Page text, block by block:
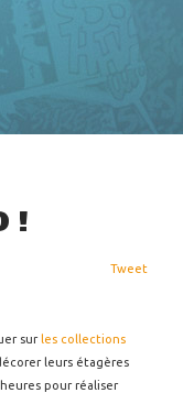
!
Tweet
sur les collections
leurs étagères
pour réaliser